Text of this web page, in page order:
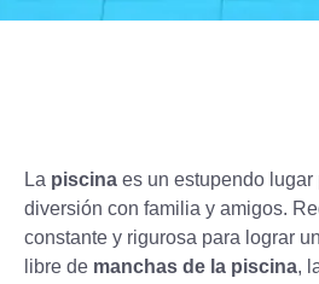
La piscina es un estupendo lugar
diversión con familia y amigos.
constante y rigurosa para lograr
libre de manchas de la piscina,